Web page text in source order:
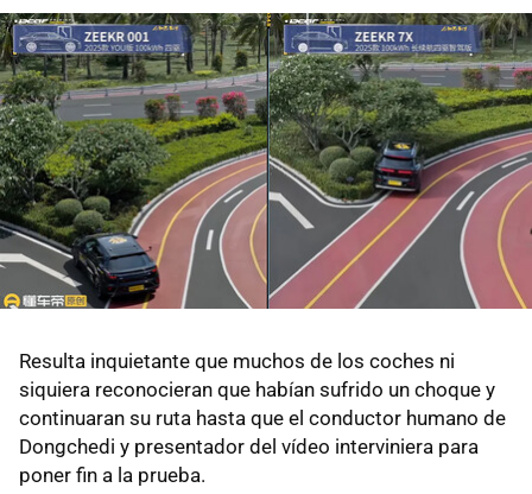
Resulta inquietante que muchos de los coches ni
siquiera reconocieran que habían sufrido un choque y
continuaran su ruta hasta que el conductor humano de
Dongchedi y presentador del vídeo interviniera para
poner fin a la prueba.